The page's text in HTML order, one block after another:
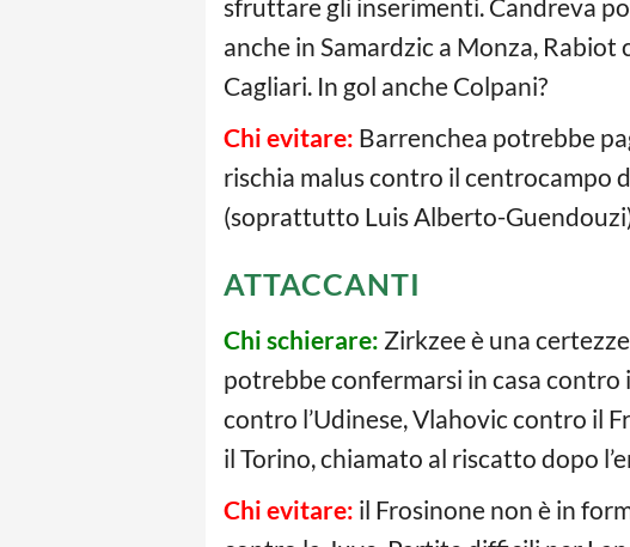
sfruttare gli inserimenti. Candreva
anche in Samardzic a Monza,
Cagliari. In gol anche Colpani?
Chi evitare: Barrenchea potrebbe
rischia malus contro il centrocampo
(soprattutto Luis Alberto-
ATTACCANTI
Chi schierare: Zirkzee è una
potrebbe confermarsi in casa
contro l’Udinese, Vlahovic contro il
il Torino, chiamato al riscatto dopo
Chi evitare: il Frosinone non è in